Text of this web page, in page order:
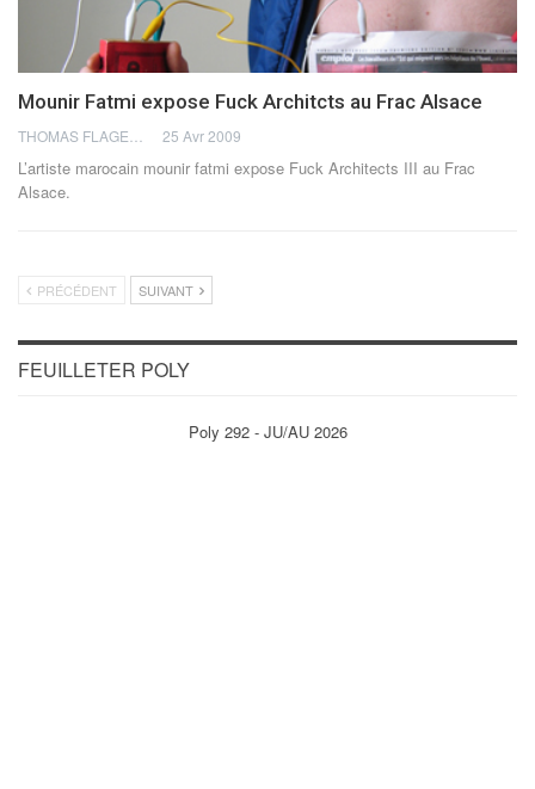
Mounir Fatmi expose Fuck Architcts au Frac Alsace
25 Avr 2009
L’artiste marocain mounir fatmi expose Fuck Architects III au Frac
Alsace.
PRÉCÉDENT SUIVANT
FEUILLETER POLY
Poly 292 - JU/AU 2026